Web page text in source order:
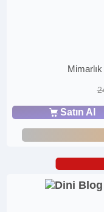
Satın Al